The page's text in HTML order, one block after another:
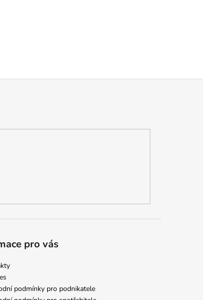
pro vás
podmínky pro podnikatele